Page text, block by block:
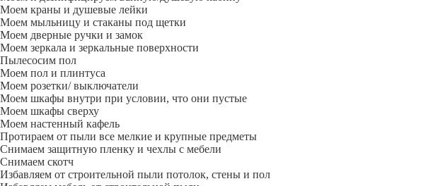
Моем краны и душевые лейки
Моем мыльницу и стаканы под щетки
Моем дверные ручки и замок
Моем зеркала и зеркальные поверхности
Пылесосим пол
Моем пол и плинтуса
Моем розетки/ выключатели
Моем шкафы внутри при условии, что они пустые
Моем шкафы сверху
Моем настенный кафель
Протираем от пыли все мелкие и крупные предметы
Снимаем защитную пленку и чехлы с мебели
Снимаем скотч
Избавляем от строительной пыли потолок, стены и пол